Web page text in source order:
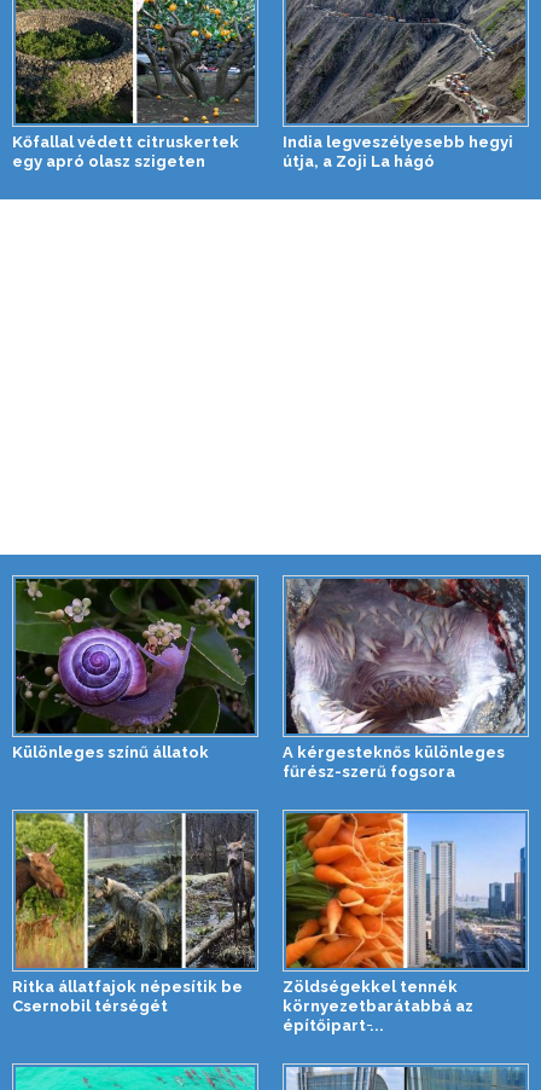
Kőfallal védett citruskertek
egy apró olasz szigeten
India legveszélyesebb hegyi
útja, a Zoji La hágó
Különleges színű állatok
A kérgesteknős különleges
fűrész-szerű fogsora
Ritka állatfajok népesítik be
Csernobil térségét
Zöldségekkel tennék
környezetbarátabbá az
építőipart ̵...